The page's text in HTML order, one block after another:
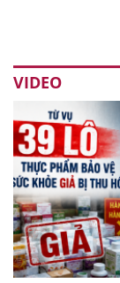
VIDEO